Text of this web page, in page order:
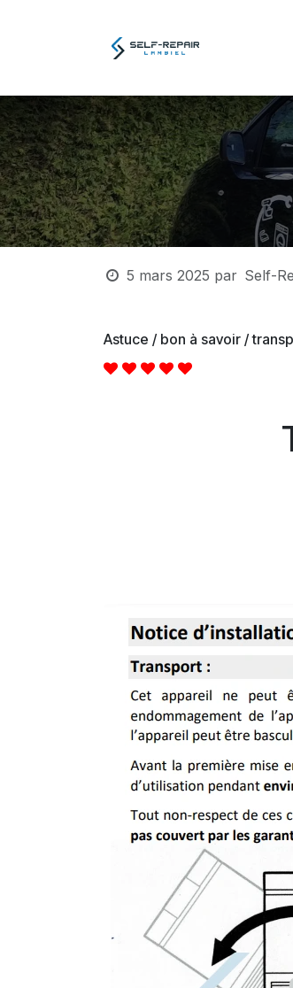
5 mars 2025 par Self-
Astuce / bon à savoir /